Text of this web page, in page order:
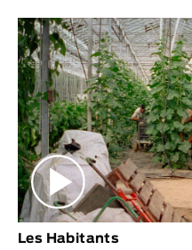
Experimental
Documentário
Les Habitants